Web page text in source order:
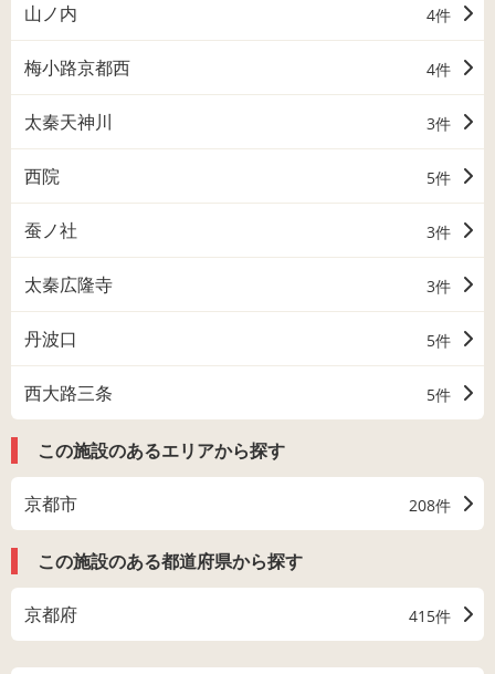
山ノ内 4件
梅小路京都西 4件
太秦天神川 3件
西院 5件
蚕ノ社 3件
太秦広隆寺 3件
丹波口 5件
西大路三条 5件
この施設のあるエリアから探す
京都市 208件
この施設のある都道府県から探す
京都府 415件